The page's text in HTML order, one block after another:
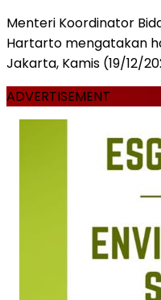
Menteri Koordinator
Hartarto mengatakan
Jakarta, Kamis (19/12/
ADVERTISEMENT